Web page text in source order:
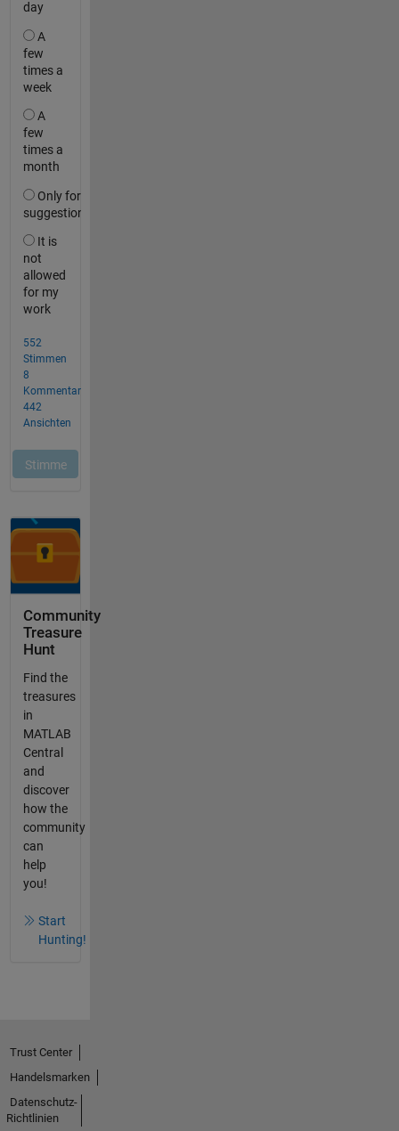
Community
Treasure
Hunt
Find the
treasures
in
MATLAB
Central
and
discover
how the
community
can
help
you!
Start
Hunting!
Trust Center
Handelsmarken
Datenschutz-
Richtlinien